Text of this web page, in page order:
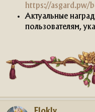
https://asgard.pw/
Актуальные
пользователям,